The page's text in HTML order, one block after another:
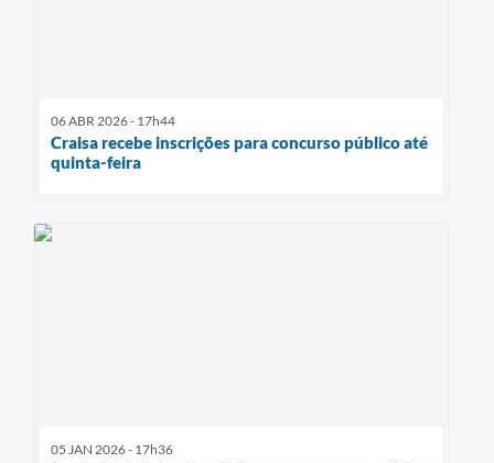
06 ABR 2026 - 17h44
Craisa recebe inscrições para concurso público até
quinta-feira
05 JAN 2026 - 17h36